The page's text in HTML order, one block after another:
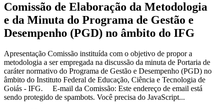
Comissão de Elaboração da Metodologia
e da Minuta do Programa de Gestão e
Desempenho (PGD) no âmbito do IFG
Apresentação Comissão instituída com o objetivo de propor a
metodologia a ser empregada na discussão da minuta de Portaria de
caráter normativo do Programa de Gestão e Desempenho (PGD) no
âmbito do Instituto Federal de Educação, Ciência e Tecnologia de
Goiás - IFG. E-mail da Comissão: Este endereço de email está
sendo protegido de spambots. Você precisa do JavaScript...